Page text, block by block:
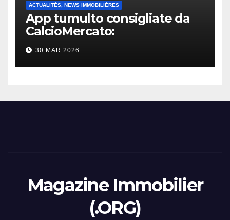
ACTUALITÉS, NEWS IMMOBILIÈRES
App tumulto consigliate da
CalcioMercato:
considerazione di gennaio
2026
30 MAR 2026
Magazine Immobilier
(.ORG)